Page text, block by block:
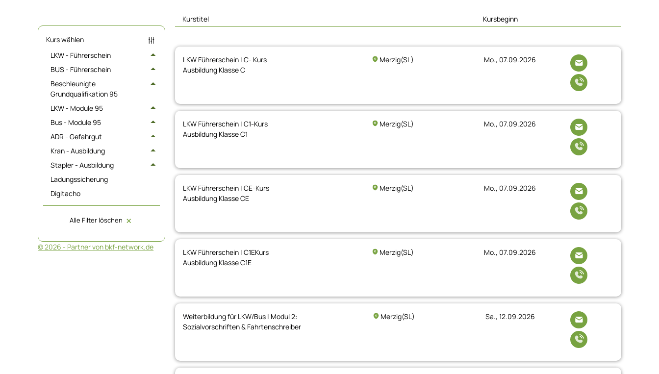
Kurs wählen
LKW - Führerschein
BUS - Führerschein
Beschleunigte
Grundqualifikation 95
LKW - Module 95
Bus - Module 95
ADR - Gefahrgut
Kran - Ausbildung
Stapler - Ausbildung
Ladungssicherung
Digitacho
Alle Filter löschen 🗙
© 2026 - Partner von bkf-network.de
Kurstitel Kursbeginn
LKW Führerschein | C- Kurs
Ausbildung Klasse C
Merzig(SL) Mo., 07.09.2026
LKW Führerschein | C1-Kurs
Ausbildung Klasse C1
Merzig(SL) Mo., 07.09.2026
LKW Führerschein | CE-Kurs
Ausbildung Klasse CE
Merzig(SL) Mo., 07.09.2026
LKW Führerschein | C1EKurs
Ausbildung Klasse C1E
Merzig(SL) Mo., 07.09.2026
Weiterbildung für LKW/Bus | Modul 2:
Sozialvorschriften & Fahrtenschreiber
Merzig(SL) Sa., 12.09.2026